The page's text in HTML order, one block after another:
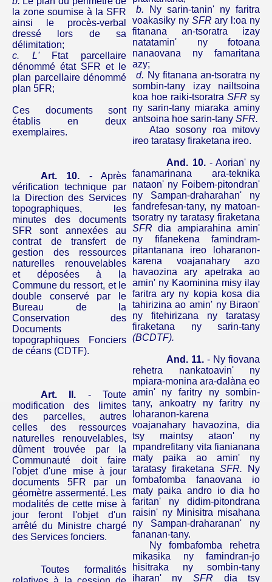
la zone soumise à la SFR
ainsi le procès-verbal
dressé lors de sa
délimitation;
c. L' Ftatparcellaire
dénommé état SFR et le
plan parcellaire dénommé
plan 5FR;
Ces documents sont
établis en deux
exemplaires.
Art. 10. - Après
vérification technique par
la Direction des Services
topographiques, les
minutes des documents
SFR sont annexées au
contrat de transfert de
gestion des ressources
naturelles renouvelables
et déposées à la
Commune du ressort, et le
double conservé par le
Bureau de la
Conservation des
Documents
topographiques Fonciers
de céans (CDTF).
Art. Il. - Toute
modification des limites
des parcelles, autres
celles des ressources
naturelles renouvelables,
dûment trouvée par la
Communauté doit faire
l'objet d'une mise à jour
documents 5FR par un
géomètre assermenté. Les
modalités de cette mise à
jour feront l'objet d'un
arrêté du Ministre chargé
des Services fonciers.
Toutes formalités
b.
Ny sarin-tanin' ny faritra
voakasiky ny SFRary l:oa ny
fitanana an-tsoratra
izay
natatamin' ny
fotoana
nanaovana
ny
famaritana
azy;
d. Ny fitanana an-tsoratra ny
sombin-tany
izay
nailtsoina
koa hoe raiki-tsoratra SFRsy
ny sarin-tany miaraka aminy
antsoina hoe sarin-tany SFR.
Atao sosony roa
mitovy
ireo taratasy firaketana ireo.
And. 10.-Aorian' ny
fanamarinana
ara-teknika
nataon' ny Foibem-pitondran'
nySampan-draharahan' ny
fandrefesan-tany, ny matoan-
tsoratry ny taratasy firaketana
SFRdia ampiarahina amin'
ny
fifanekena
famindram-
pitantanana
ireo
loharanon-
karena
voajanahary
azo
havaozina
ary apetraka
ao
amin' ny Kaominina misy ilay
faritra ary ny kopia kosa dia
tahirizina ao amin' ny Biraon'
ny
fitehirizana ny
taratasy
firaketana
ny
sarin-tany
(BCDTF).
And. 11. - Ny fiovana
rehetra
nankatoavin' ny
mpiara-monina ara-dalàna eo
amin' ny faritry ny
sombin-
tany, ankoatry ny faritry
ny
loharanon-karena
voajanahary
havaozina,dia
tsy
maintsy ataon' ny
mpandrefitanyvitafianianana
maty
paika ao amin' ny
taratasy firaketana SFR. Ny
fombafomba
fanaovana
io
maty paika andro io dia ho
faritan' ny
didim-pitondrana
raisin' ny Minisitra misahana
nySampan-draharanan' ny
fananan-tany.
Ny
fombafomba
rehetra
mikasika
ny
famindran-jo
hisitraka
ny
sombin-tany
iharan' ny SFR dia
tsy